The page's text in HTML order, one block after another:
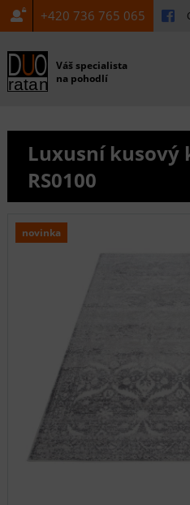
+420 736 765 065
Váš specialista
na pohodlí
Luxusní kusový
RS0100
novinka